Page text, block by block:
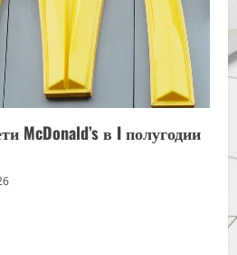
McDonald’s в I полугодии